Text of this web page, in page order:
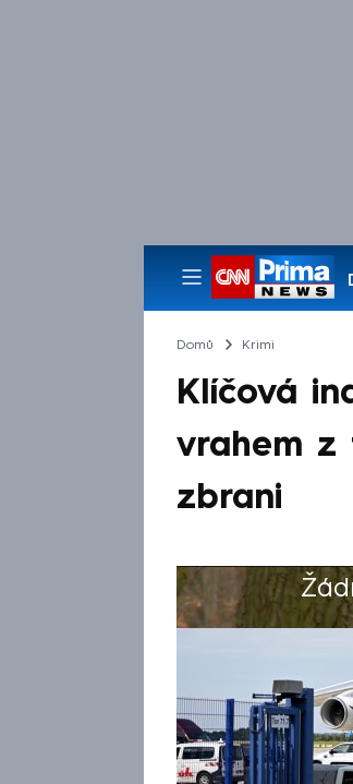
Domů Krimi
Klíčová
vrahem z
zbrani
Výběr